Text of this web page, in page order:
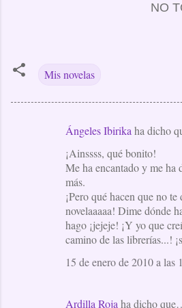
NO
Mis novelas
Ángeles Ibirika ha dicho
¡Ainssss, qué bonito!
Me ha encantado y me ha
más.
¡Pero qué hacen que no te
novelaaaaa! Dime dónde
hago ¡jejeje! ¡Y yo que
camino de las librerías...!
15 de enero de 2010 a las
Ardilla Roja ha dicho